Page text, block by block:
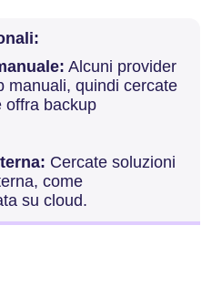
Alcuni provider
manuali, quindi cercate
offra backup
Cercate soluzioni
come
su cloud.